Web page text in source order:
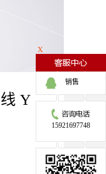
Y
X
销售
15921697748